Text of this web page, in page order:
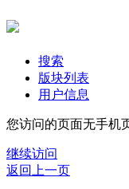
搜索
版块列表
用户信息
您访问的页面无手机
继续访问
返回上一页